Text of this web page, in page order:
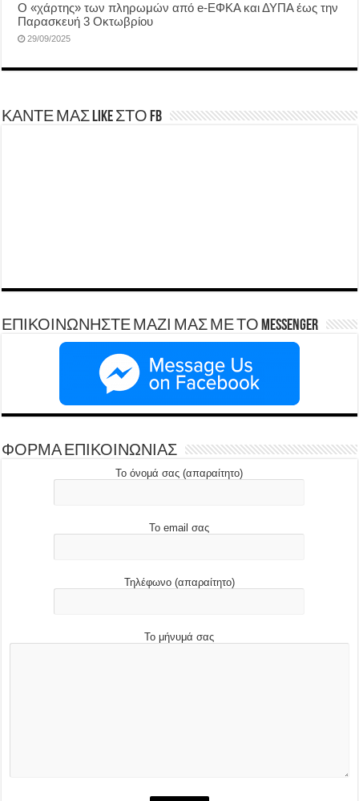
Ο «χάρτης» των πληρωμών από e-ΕΦΚΑ και ΔΥΠΑ έως την
Παρασκευή 3 Οκτωβρίου
29/09/2025
ΚΑΝΤΕ ΜΑΣ LIKE ΣΤΟ FB
ΕΠΙΚΟΙΝΩΝΗΣΤΕ ΜΑΖΙ ΜΑΣ ΜΕ ΤΟ Messenger
ΦΟΡΜΑ ΕΠΙΚΟΙΝΩΝΙΑΣ
Το όνομά σας (απαραίτητο)
Το email σας
Τηλέφωνο (απαραίτητο)
Το μήνυμά σας